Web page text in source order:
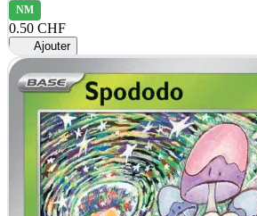
NM
0.50 CHF
Ajouter